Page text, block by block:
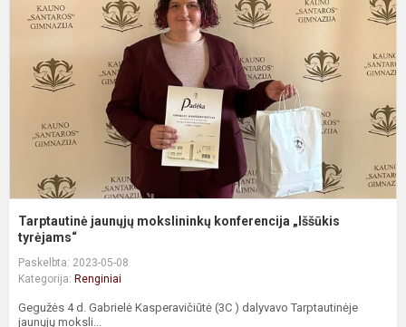
Tarptautinė jaunųjų mokslininkų konferencija „Iššūkis
tyrėjams“
Paskelbta: 2023-05-08
Kategorija: Renginiai
Gegužės 4 d. Gabrielė Kasperavičiūtė (3C ) dalyvavo Tarptautinėje
jaunųjų moksli...